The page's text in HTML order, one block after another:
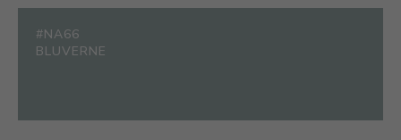
#NA66
BLUVERNE